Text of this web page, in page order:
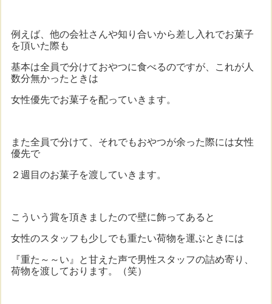
例えば、他の会社さんや知り合いから差し入れでお菓子
を頂いた際も
基本は全員で分けておやつに食べるのですが、これが人
数分無かったときは
女性優先でお菓子を配っていきます。
また全員で分けて、それでもおやつが余った際には女性
優先で
２週目のお菓子を渡していきます。
こういう賞を頂きましたので壁に飾ってあると
女性のスタッフも少しでも重たい荷物を運ぶときには
『重た～～い』と甘えた声で男性スタッフの詰め寄り、
荷物を渡しております。（笑）